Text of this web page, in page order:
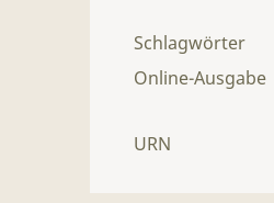
Schlagwörter
Online-Ausgabe
URN